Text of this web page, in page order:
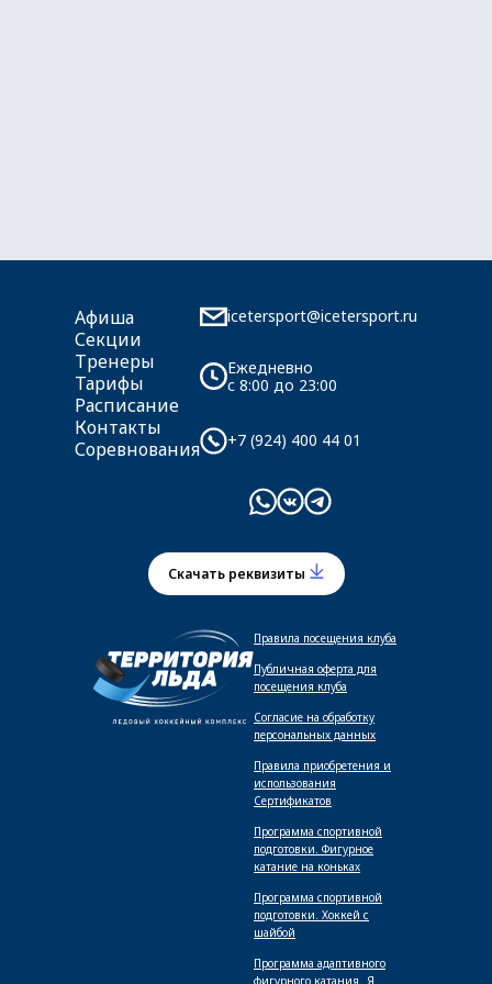
Афиша
Секции
Тренеры
Тарифы
Расписание
Контакты
Соревнования
icetersport@icetersport.ru
Ежедневно
c 8:00 до 23:00
+7 (924) 400 44 01
Скачать реквизиты
Правила посещения клуба
Публичная оферта для
посещения клуба
Согласие на обработку
персональных данных
Правила приобретения и
использования
Сертификатов
Программа спортивной
подготовки. Фигурное
катание на коньках
Программа спортивной
подготовки. Хоккей с
шайбой
Программа адаптивного